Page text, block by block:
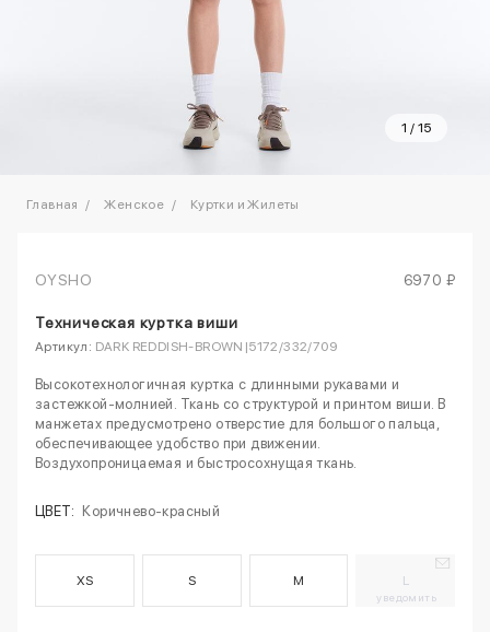
1 / 15
Главная Женское Куртки и Жилеты
OYSHO 6970 ₽
Техническая куртка виши
Артикул: DARK REDDISH‑BROWN|5172/332/709
Высокотехнологичная куртка с длинными рукавами и
застежкой-молнией. Ткань со структурой и принтом виши. В
манжетах предусмотрено отверстие для большого пальца,
обеспечивающее удобство при движении.
Воздухопроницаемая и быстросохнущая ткань.
ЦВЕТ: Коричнево‑красный
XS S M L
уведомить